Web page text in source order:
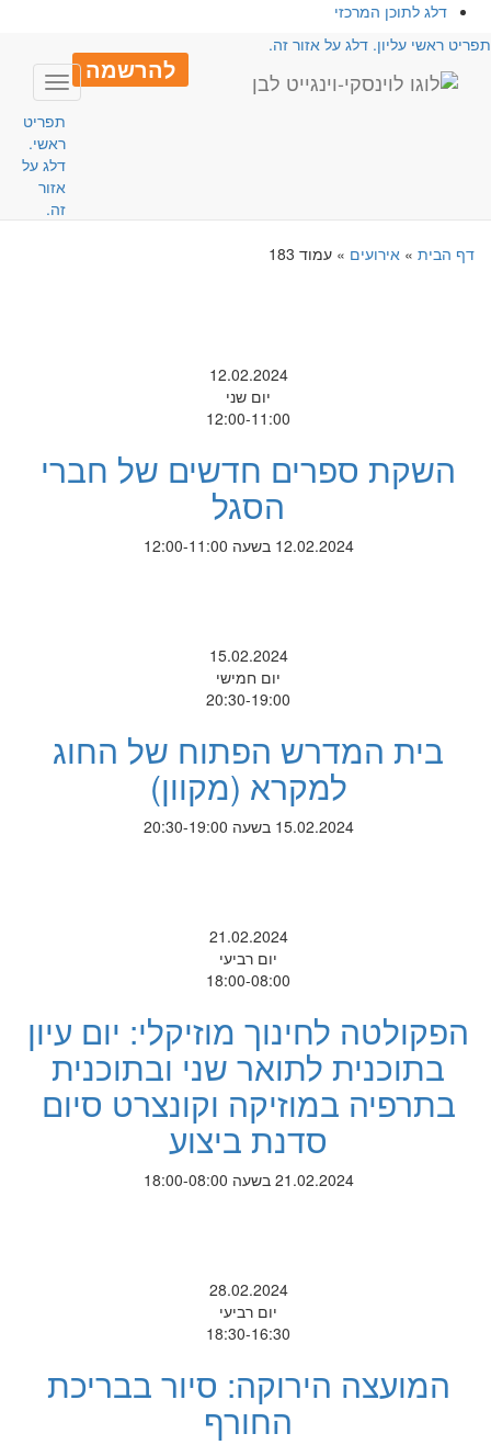
דלג לתוכן המרכזי
ראשי עליון. דלג על אזור זה.
להרשמה
Toggle
תפריט
ראשי.
דלג על
אזור
זה.
דף הבית» אירועים» עמוד 183
12.02.2024
יום שני
12:00-11:00
השקת ספרים חדשים של חברי
הסגל
12.02.2024 בשעה 12:00-11:00
15.02.2024
יום חמישי
20:30-19:00
בית המדרש הפתוח של החוג
למקרא (מקוון)
15.02.2024 בשעה 20:30-19:00
21.02.2024
יום רביעי
18:00-08:00
הפקולטה לחינוך מוזיקלי: יום עיון
בתוכנית לתואר שני ובתוכנית
בתרפיה במוזיקה וקונצרט סיום
סדנת ביצוע
21.02.2024 בשעה 18:00-08:00
28.02.2024
יום רביעי
18:30-16:30
המועצה הירוקה: סיור בבריכת
החורף